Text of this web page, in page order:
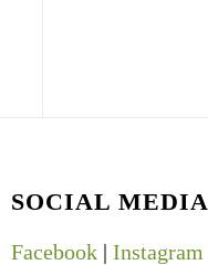
SOCIAL MEDIA
Facebook |Instagram